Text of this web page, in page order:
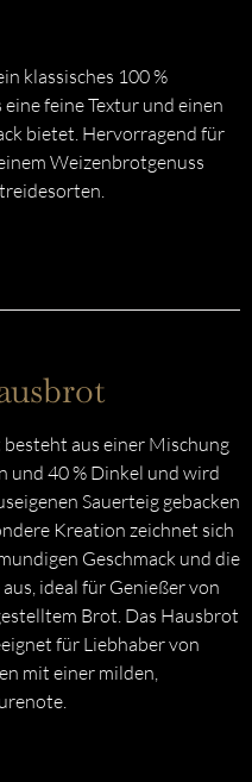
klassisches 100 %
feine Textur und einen
bietet. Hervorragend für
Weizenbrotgenuss
aus einer Mischung
und 40 % Dinkel und wird
Sauerteig gebacken
Kreation zeichnet sich
Geschmack und die
ideal für Genießer von
Brot. Das Hausbrot
für Liebhaber von
mit einer milden,